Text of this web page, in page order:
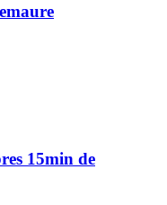
15min de